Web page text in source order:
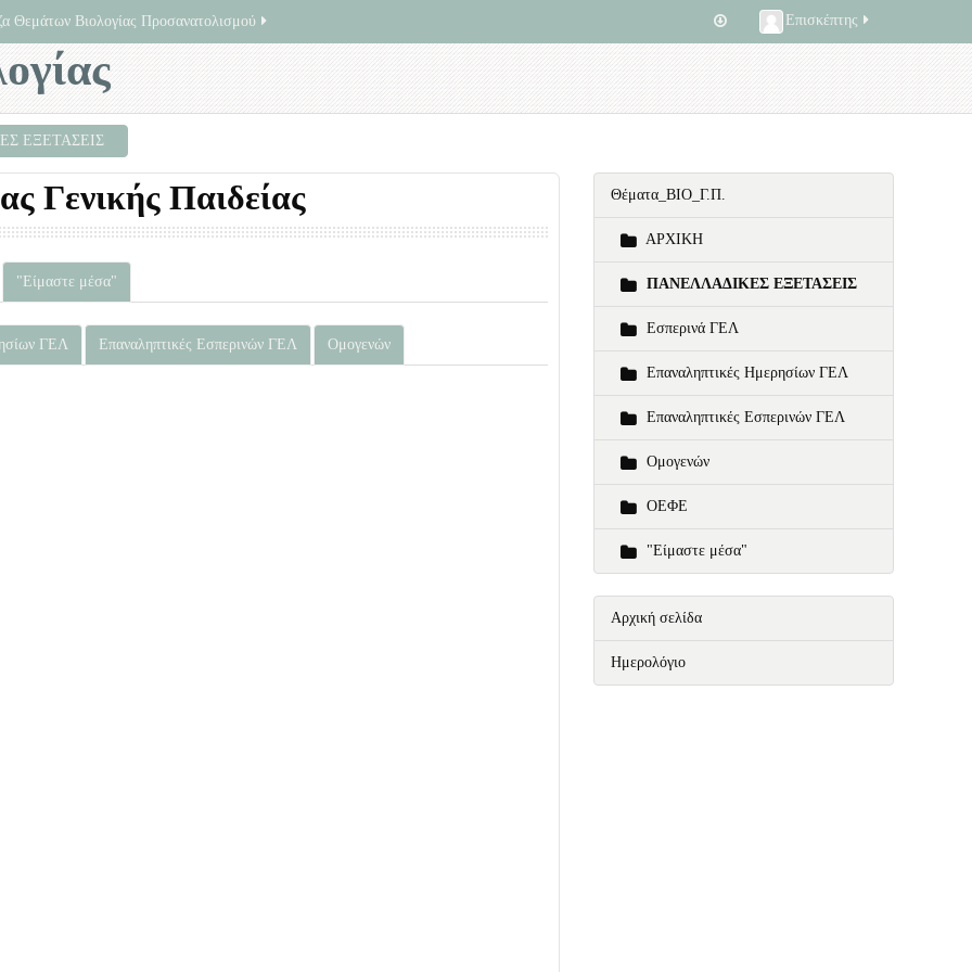
Επισκέπτης
Θεμάτων Βιολογίας Προσανατολισμού
ΕΞΕΤΑΣΕΙΣ
Γενικής Παιδείας
"Είμαστε μέσα"
ΓΕΛ Επαναληπτικές Εσπερινών ΓΕΛ Ομογενών
Θέματα_ΒΙΟ_Γ.Π.
ΑΡΧΙΚΗ
ΠΑΝΕΛΛΑΔΙΚΕΣ ΕΞΕΤΑΣΕΙΣ
Εσπερινά ΓΕΛ
Επαναληπτικές Ημερησίων ΓΕΛ
Επαναληπτικές Εσπερινών ΓΕΛ
Ομογενών
ΟΕΦΕ
"Είμαστε μέσα"
Αρχική σελίδα
Ημερολόγιο